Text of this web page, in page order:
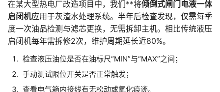
在某大型热电厂改造项目中，我们**将倾倒式闸门电液一体
启闭机应用于灰渣水处理系统。半年后检查发现，仅需每季
度一次油品检测与滤芯更换，无需拆卸主机。相比传统液压
启闭机每年需拆修2次，维护周期延长近80%。
检查液压油位是否在油标尺“MIN”与“MAX”之间；
手动测试限位开关是否正常触发；
查看电气箱内接线有无松动或氧化痕迹。